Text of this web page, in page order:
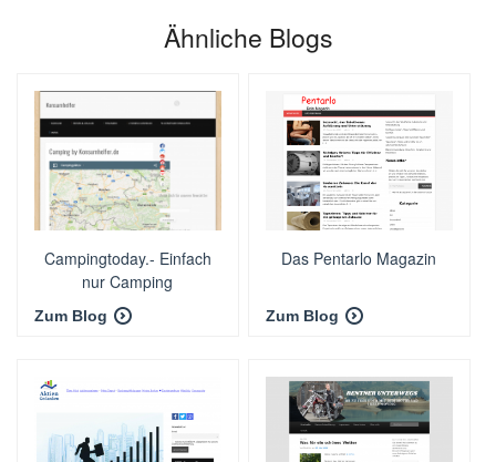
Ähnliche Blogs
Campingtoday.- Einfach
nur Camping
Zum Blog
Das Pentarlo Magazin
Zum Blog